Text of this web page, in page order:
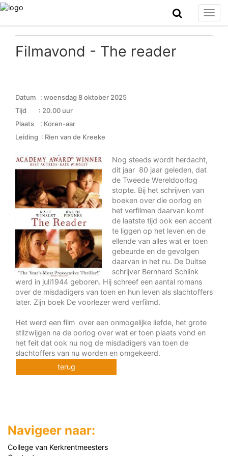
Filmavond - The reader
Datum : woensdag 8 oktober 2025
Tijd : 20.00 uur
Plaats : Koren-aar
Leiding : Rien van de Kreeke
Nog steeds wordt herdacht,
dit jaar 80 jaar geleden, dat
de Tweede Wereldoorlog
stopte. Bij het schrijven van
boeken over die oorlog en
het verfilmen daarvan komt
de laatste tijd ook een accent
te liggen op het leven en de
ellende van alles wat er toen
gebeurde en de gevolgen
daarvan in het nu. De Duitse
schrijver Bernhard Schlink
werd in juli1944 geboren. Hij schreef een aantal romans
over de misdadigers van toen en hun leven als slachtoffers
later. Zijn boek De voorlezer werd verfilmd.
Het werd een film over een onmogelijke liefde, het grote
stilzwijgen na de oorlog over wat er toen plaats vond en
het feit dat ook nu nog de misdadigers van toen de
slachtoffers van nu worden en omgekeerd.
terug
Navigeer naar:
College van Kerkrentmeesters